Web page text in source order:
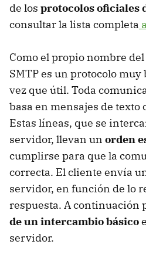
de los protocolos oficiales
consultar la lista completa
Como el propio nombre
SMTP es un protocolo muy
vez que útil. Toda
basa en mensajes de texto
Estas líneas, que se
servidor, llevan un orden
cumplirse para que la
correcta. El cliente envía
servidor, en función de lo
respuesta. A continuación
de un intercambio básico
servidor.